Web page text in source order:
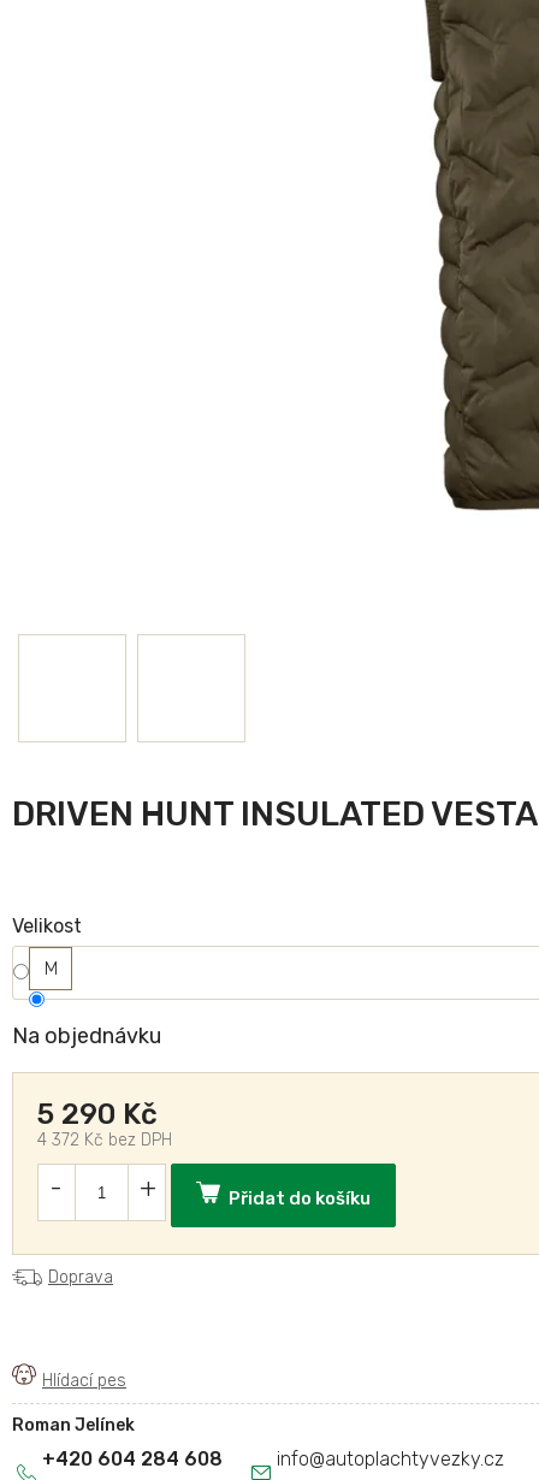
Na objednávku
Velikost
M
5 290 Kč
4 372 Kč bez DPH
Přidat do košíku
DRIVEN HUNT INSULATED VESTA
Roman Jelínek
info@autoplachtyvezky.cz
+420 604 284 608
Doprava